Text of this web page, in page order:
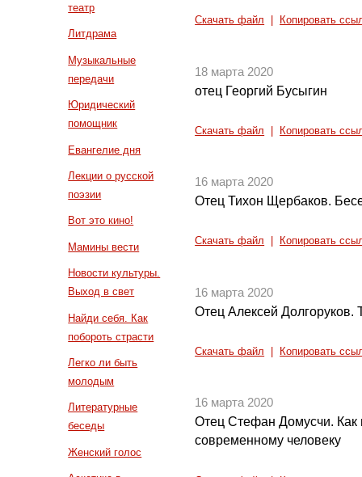
театр
Литдрама
Музыкальные
передачи
Юридический
помощник
Евангелие дня
Лекции о русской
поэзии
Вот это кино!
Мамины вести
Новости культуры.
Выход в свет
Найди себя. Как
побороть страсти
Легко ли быть
молодым
Литературные
беседы
Женский голос
Скачать файл Копировать
18 марта 2020
отец Георгий Бусыгин
Скачать файл Копировать
16 марта 2020
Отец Тихон Щербаков.
Скачать файл Копировать
16 марта 2020
Отец Алексей Долгоруков.
Скачать файл Копировать
16 марта 2020
Отец Стефан Домусчи. Как
современному человеку